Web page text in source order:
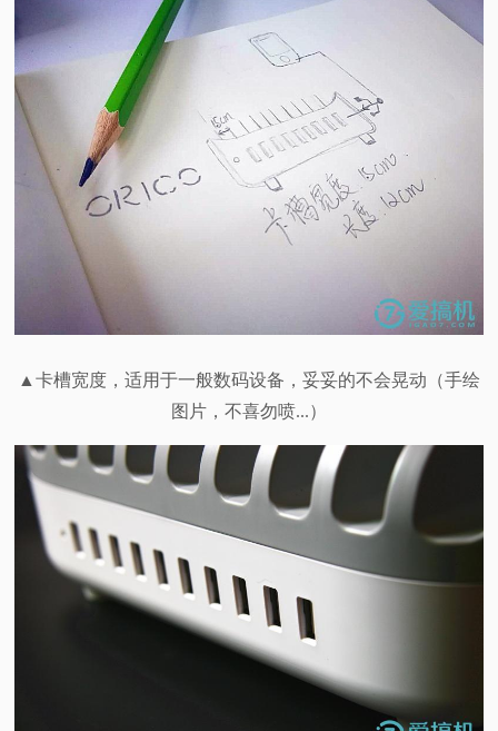
▲卡槽宽度，适用于一般数码设备，妥妥的不会晃动（手绘
图片，不喜勿喷...）